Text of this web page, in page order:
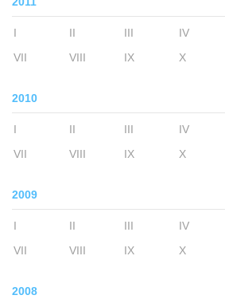
I II III IV
VII
VIII IX X
2010
I II III IV
VII
VIII IX X
2009
I II III IV
VII
VIII IX X
2008